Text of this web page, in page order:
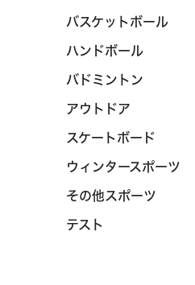
バスケットボール
ハンドボール
バドミントン
アウトドア
スケートボード
ウィンタースポーツ
その他スポーツ
テスト